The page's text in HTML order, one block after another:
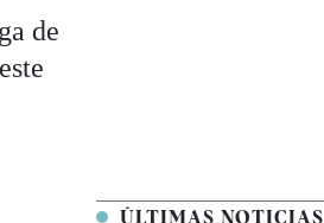
de
ÚLTIMAS NOTICIAS